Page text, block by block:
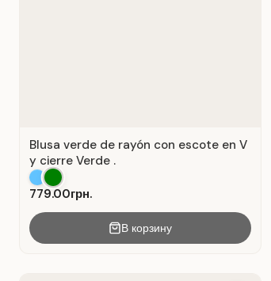
Blusa verde de rayón con escote en V
y cierre Verde .
779.00грн.
В корзину